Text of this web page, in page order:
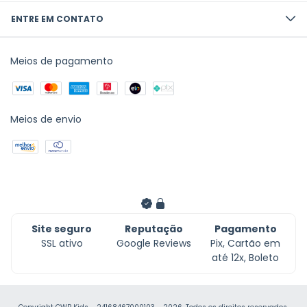
ENTRE EM CONTATO
Meios de pagamento
Meios de envio
Site seguro
SSL ativo
Reputação
Google Reviews
Pagamento
Pix, Cartão em
até 12x, Boleto